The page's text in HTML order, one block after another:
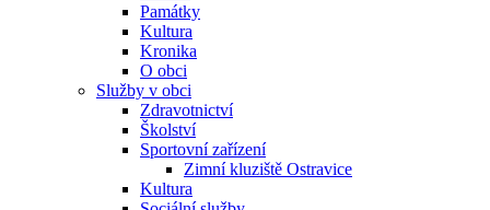
Památky
Kultura
Kronika
O obci
Služby v obci
Zdravotnictví
Školství
Sportovní zařízení
Zimní kluziště Ostravice
Kultura